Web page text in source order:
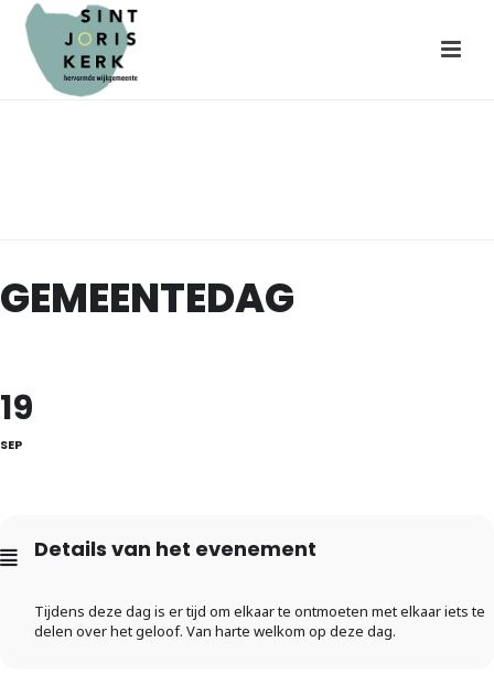
GEMEENTEDAG
19
SEP
Details van het evenement
Tijdens deze dag is er tijd om elkaar te ontmoeten met elkaar iets te
delen over het geloof. Van harte welkom op deze dag.